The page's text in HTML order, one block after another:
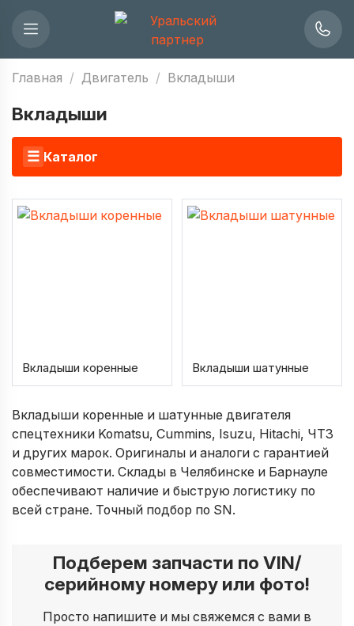
Главная Двигатель Вкладыши
Вкладыши
☰ Каталог
Вкладыши коренные Вкладыши шатунные
Вкладыши коренные и шатунные двигателя
спецтехники Komatsu, Cummins, Isuzu, Hitachi, ЧТЗ
и других марок. Оригиналы и аналоги с гарантией
совместимости. Склады в Челябинске и Барнауле
обеспечивают наличие и быструю логистику по
всей стране. Точный подбор по SN.
Подберем запчасти по VIN/
серийному номеру или фото!
Просто напишите и мы свяжемся с вами в